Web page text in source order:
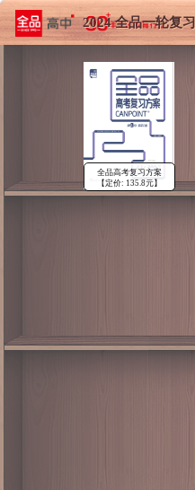
2024 全品一轮复
全品高考复习方案
【定价: 135.8元】